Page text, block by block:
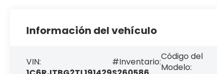
Información del vehículo
VIN:
#Inventario:Código del
Modelo: